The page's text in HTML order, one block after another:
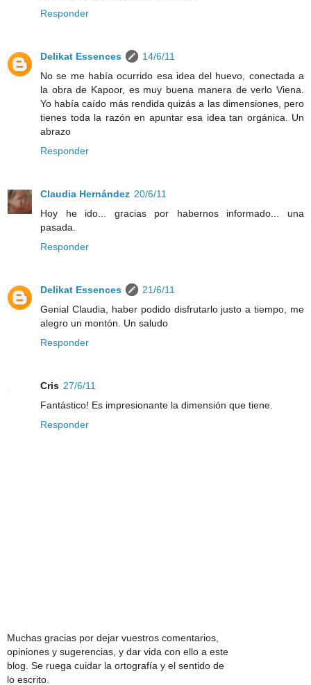
Responder
Delikat Essences
14/6/11
No se me había ocurrido esa idea del huevo, conectada a
la obra de Kapoor, es muy buena manera de verlo Viena.
Yo había caído más rendida quizás a las dimensiones, pero
tienes toda la razón en apuntar esa idea tan orgánica. Un
abrazo
Responder
Claudia Hernández 20/6/11
Hoy he ido... gracias por habernos informado... una
pasada.
Responder
Delikat Essences
21/6/11
Genial Claudia, haber podido disfrutarlo justo a tiempo, me
alegro un montón. Un saludo
Responder
Cris 27/6/11
Fantástico! Es impresionante la dimensión que tiene.
Responder
Muchas gracias por dejar vuestros comentarios,
opiniones y sugerencias, y dar vida con ello a este
blog. Se ruega cuidar la ortografía y el sentido de
lo escrito.